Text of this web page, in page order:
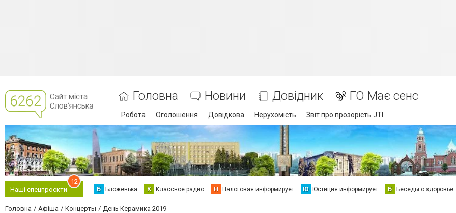
Головна Новини Довідник ГО Має сенс
Робота Оголошення Довідкова Нерухомість Звіт про прозорість JTI
Наші спецпроєкти
12
Б Бложенька К Классное радио Н Налоговая информирует Ю Юстиция информирует Б Беседы о здоровье
Головна Афіша Концерты День Керамика 2019